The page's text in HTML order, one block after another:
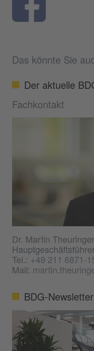
Das könnte Sie
Der aktuelle
Fachkontakt
Dr. Martin Theuringer
Tel.:+49 211 6871-
Mail:
BDG-Newsletter